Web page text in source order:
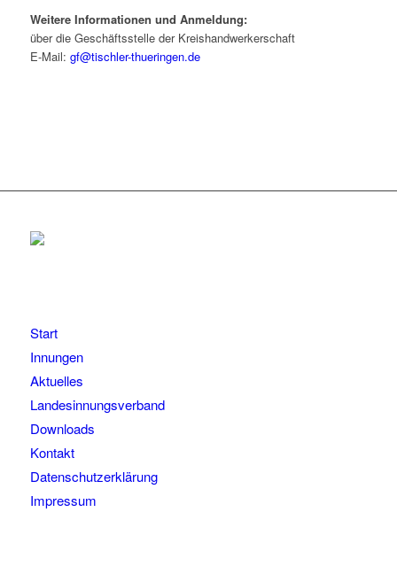
Weitere Informationen und Anmeldung:
über die Geschäftsstelle der Kreishandwerkerschaft
E-Mail: gf@tischler-thueringen.de
Start
Innungen
Aktuelles
Landesinnungsverband
Downloads
Kontakt
Datenschutzerklärung
Impressum